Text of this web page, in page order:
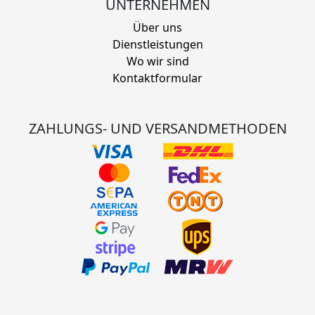
UNTERNEHMEN
Über uns
Dienstleistungen
Wo wir sind
Kontaktformular
ZAHLUNGS- UND VERSANDMETHODEN